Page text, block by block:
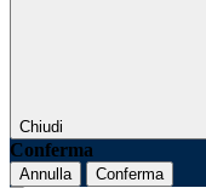
Chiudi
Conferma
Annulla Conferma